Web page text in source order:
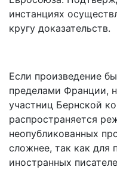
инстанциях
кругу доказательств.
Если произведение
пределами Франции,
участниц Бернской
распространяется
неопубликованных
сложнее, так как для
иностранных